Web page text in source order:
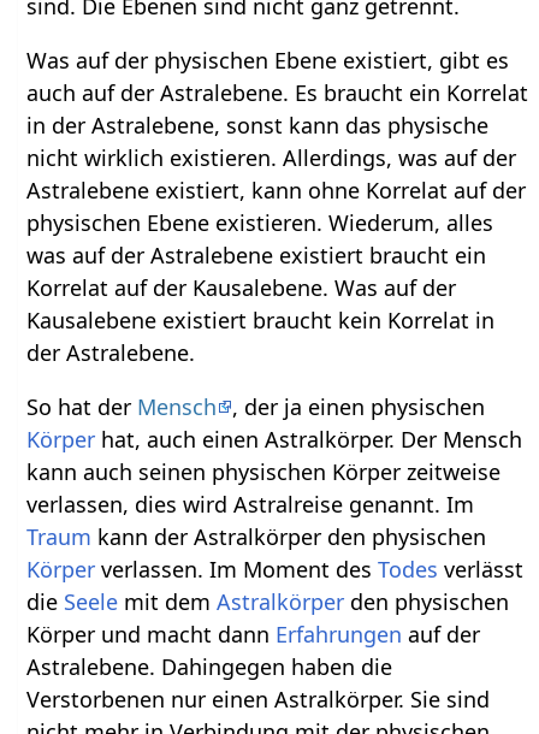
sind. Die Ebenen sind nicht ganz getrennt.
Was auf der physischen Ebene existiert, gibt es
auch auf der Astralebene. Es braucht ein Korrelat
in der Astralebene, sonst kann das physische
nicht wirklich existieren. Allerdings, was auf der
Astralebene existiert, kann ohne Korrelat auf der
physischen Ebene existieren. Wiederum, alles
was auf der Astralebene existiert braucht ein
Korrelat auf der Kausalebene. Was auf der
Kausalebene existiert braucht kein Korrelat in
der Astralebene.
So hat der Mensch
, der ja einen physischen
Körper hat, auch einen Astralkörper. Der Mensch
kann auch seinen physischen Körper zeitweise
verlassen, dies wird Astralreise genannt. Im
Traum kann der Astralkörper den physischen
Körper verlassen. Im Moment desTodes verlässt
die Seele mit demAstralkörper den physischen
Körper und macht dann Erfahrungen auf der
Astralebene. Dahingegen haben die
Verstorbenen nur einen Astralkörper. Sie sind